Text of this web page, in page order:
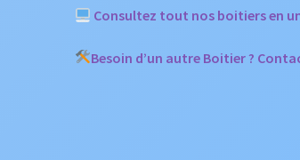
Consultez tout nos boitiers en
Besoin d’un autre Boitier ?